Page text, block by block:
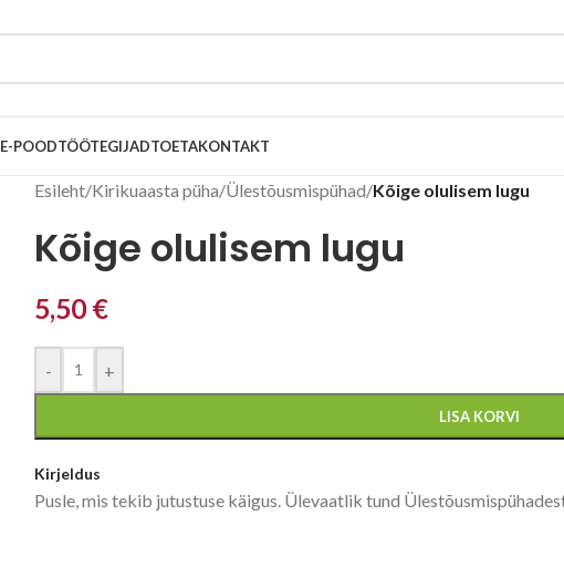
E-POODTÖÖTEGIJADTOETAKONTAKT
Esileht/Kirikuaasta püha/Ülestõusmispühad/Kõige olulisem lugu
Kõige olulisem lugu
5,50€
- +
LISA KORVI
Kirjeldus
Pusle, mis tekib jutustuse käigus. Ülevaatlik tund